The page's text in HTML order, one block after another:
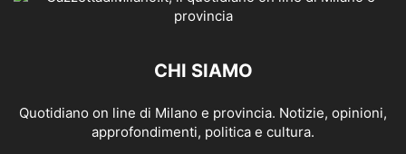
CHI SIAMO
Quotidiano on line di Milano e provincia. Notizie, opinioni,
approfondimenti, politica e cultura.